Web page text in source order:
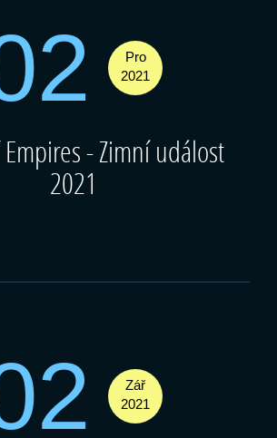
Pro
2021
- Zimní událost
2021
Zář
2021